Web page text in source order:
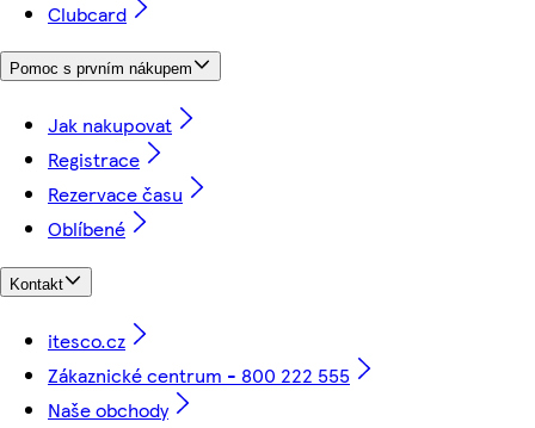
Clubcard
Pomoc s prvním nákupem
Jak nakupovat
Registrace
Rezervace času
Oblíbené
Kontakt
itesco.cz
Zákaznické centrum - 800 222 555
Naše obchody